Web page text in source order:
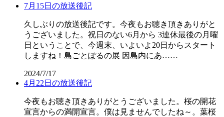
7月15日の放送後記
久しぶりの放送後記です。今夜もお聴き頂きありがと
うございました。祝日のない6月から 3連休最後の月曜
日ということで、今週末、いよいよ20日からスタート
しますね！島ごとぽるの展 因島内にあ……
2024/7/17
4月22日の放送後記
今夜もお聴き頂きありがとうございました。桜の開花
宣言からの満開宣言。僕は見ませんでしたね～。葉桜